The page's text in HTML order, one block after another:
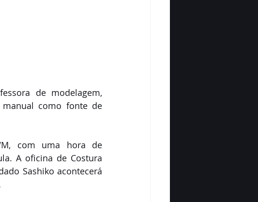
de modelagem,
como fonte de
com uma hora de
A oficina de Costura
Sashiko acontecerá